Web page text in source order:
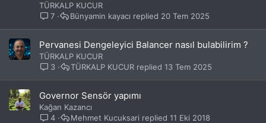
TÜRKALP KUCUR
7
20 Tem 2025
Bünyamin kayacı
Pervanesi Dengeleyici Balancer nasıl bulabilirim ?
TÜRKALP KUCUR
3
13 Tem 2025
TÜRKALP KUCUR
Governor Sensör yapımı
Kağan Kazancı
4
11 Eki 2018
Mehmet Kucuksari